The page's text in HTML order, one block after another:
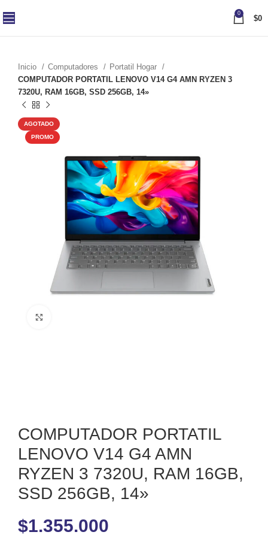
0
$0
Inicio Computadores
Portatil Hogar
COMPUTADOR PORTATIL LENOVO V14 G4 AMN RYZEN 3
7320U, RAM 16GB, SSD 256GB, 14»
AGOTADO
PROMO
COMPUTADOR PORTATIL
LENOVO V14 G4 AMN
RYZEN 3 7320U, RAM 16GB,
SSD 256GB, 14»
$1.355.000